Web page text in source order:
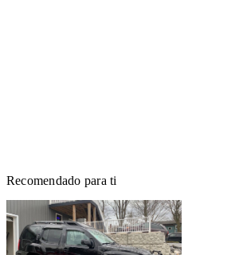
Recomendado para ti